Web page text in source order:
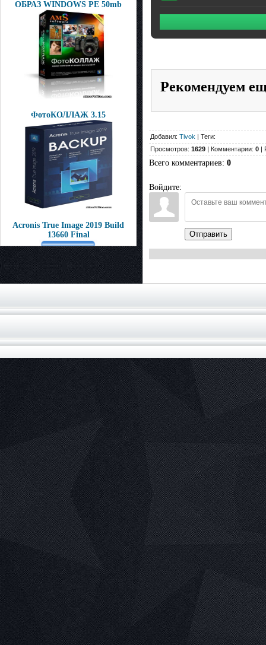
ОБРАЗ WINDOWS PE 50mb
ФотоКОЛЛАЖ 3.15
Acronis True Image 2019 Build
13660 Final
Рекомендуем
Добавил: Tivok | Теги:
Просмотров: 1629 | Комментарии: 0 |
Всего комментариев: 0
Войдите:
Отправить